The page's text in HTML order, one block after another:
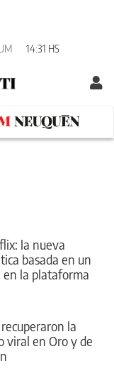
14:31 HS
la nueva
basada en un
en la plataforma
la
viral en Oro y de